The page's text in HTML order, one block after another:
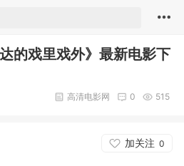
的戏里戏外》最新电影下
515
0
高清电影网
加关注 0